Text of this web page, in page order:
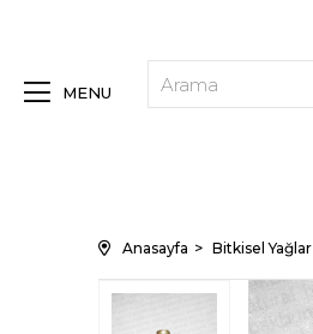
MENU
Anasayfa Bitkisel Yağlar